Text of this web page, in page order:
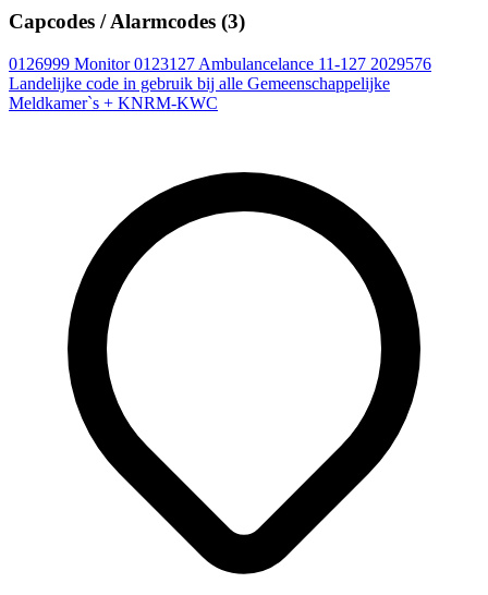
Capcodes / Alarmcodes (3)
0126999 Monitor 0123127 Ambulancelance 11-127 2029576
Landelijke code in gebruik bij alle Gemeenschappelijke
Meldkamer`s + KNRM-KWC